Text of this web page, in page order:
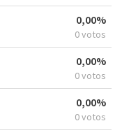
0,00%
0 votos
0,00%
0 votos
0,00%
0 votos